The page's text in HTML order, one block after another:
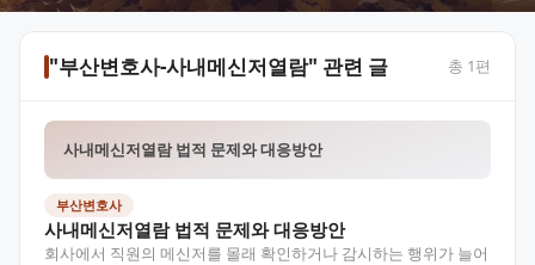
"부산변호사-사내메신저열람" 관련 글 총 1편
사내메신저열람 법적 문제와 대응방안
부산변호사
사내메신저열람 법적 문제와 대응방안
회사에서 직원의 메신저를 몰래 확인하거나 감시하는 행위가 늘어